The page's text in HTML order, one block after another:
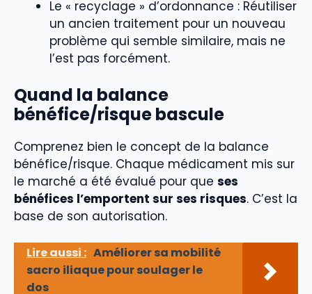
Le « recyclage » d’ordonnance : Réutiliser
un ancien traitement pour un nouveau
problème qui semble similaire, mais ne
l’est pas forcément.
Quand la balance
bénéfice/risque bascule
Comprenez bien le concept de la balance
bénéfice/risque. Chaque médicament mis sur
le marché a été évalué pour que ses
bénéfices l’emportent sur ses risques. C’est la
base de son autorisation.
Lire aussi : Améliorer sa mobilité
sacro iliaque pour soulager le
dos